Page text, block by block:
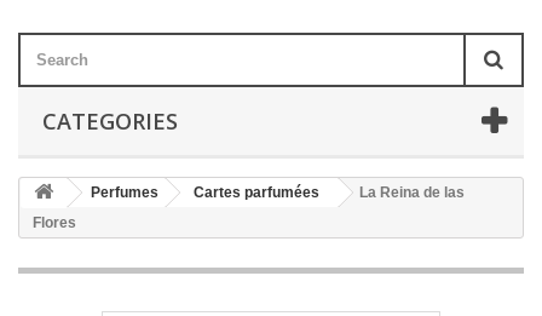
CATEGORIES
Perfumes Cartes parfumées
La Reina de las
Flores